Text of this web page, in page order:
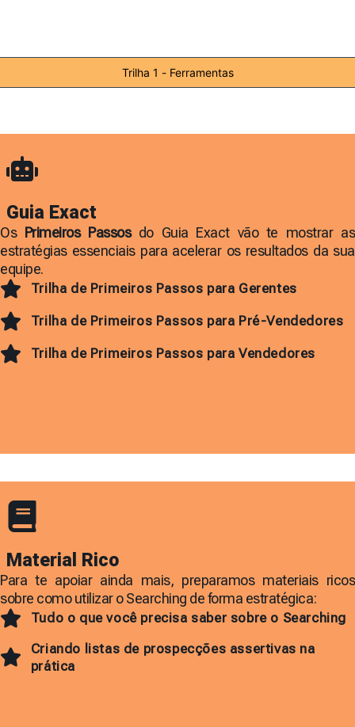
Trilha 1 - Ferramentas
Guia Exact
Os Primeiros Passosdo Guia Exact vão te mostrar as
estratégias essenciais para acelerar os resultados da sua
equipe.
Trilha de Primeiros Passos para Gerentes
Trilha de Primeiros Passos para Pré-Vendedores
Trilha de Primeiros Passos para Vendedores
Material Rico
Para te apoiar ainda mais, preparamos materiais ricos
sobre como utilizar o Searching de forma estratégica:
Tudo o que você precisa saber sobre o Searching
Criando listas de prospecções assertivas na
prática